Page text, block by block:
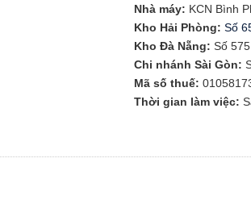
Nhà máy: KCN Bình
Kho Hải Phòng: Số
​Kho Đà Nẵng: Số
Chi nhánh Sài Gòn:
Mã số thuế:
Thời gian làm việc: